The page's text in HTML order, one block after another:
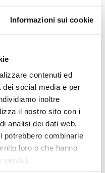
Informazioni sui cookie
contenuti ed
dei social media e per
inoltre
il nostro sito con i
analisi dei dati web,
potrebbero combinarle
loro o che hanno
servizi.